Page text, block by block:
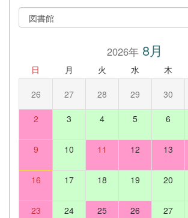
2026年8月
日 月 火 水 木
26 27 28 29 30
2 3 4 5 6
9 10 11 12 13
16 17 18 19 20
23 24 25 26 27